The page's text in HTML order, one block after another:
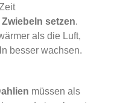
Zwiebeln setzen.
als die Luft,
besser wachsen.
müssen als